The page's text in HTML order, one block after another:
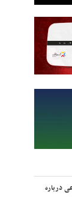
درباره